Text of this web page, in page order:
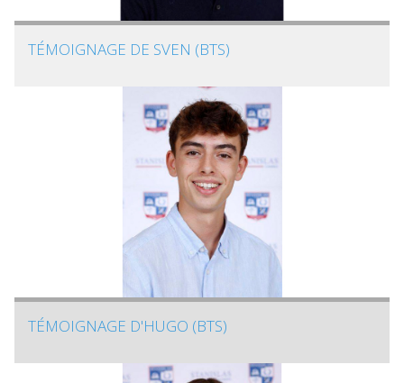
TÉMOIGNAGE DE SVEN (BTS)
TÉMOIGNAGE D'HUGO (BTS)